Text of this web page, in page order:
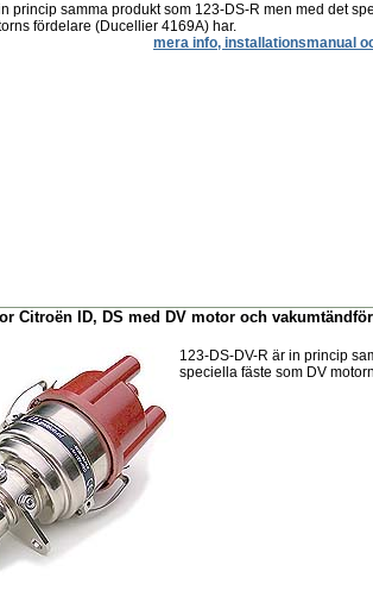
princip samma produkt som 123-DS-R men med det
fördelare (Ducellier 4169A) har.
mera info, installationsmanual
Citroën ID, DS med DV motor och
123-DS-DV-R är in princip
speciella fäste som DV